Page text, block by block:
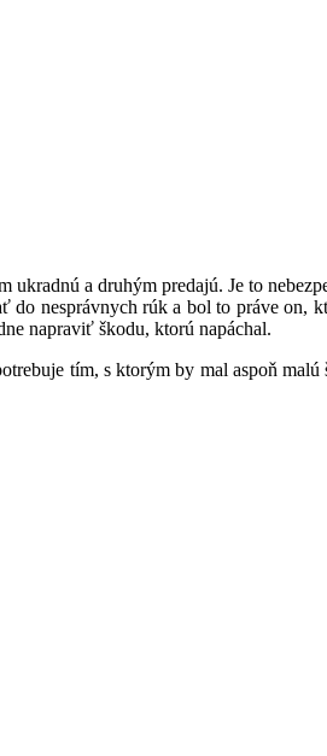
a druhým predajú. Je to
do nesprávnych rúk a bol to práve on,
napraviť škodu, ktorú napáchal.
tím, s ktorým by mal aspoň